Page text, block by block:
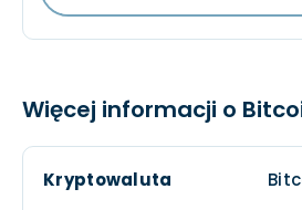
Więcej informacji o
Kryptowaluta